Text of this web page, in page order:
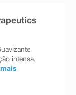
intensa,
mais